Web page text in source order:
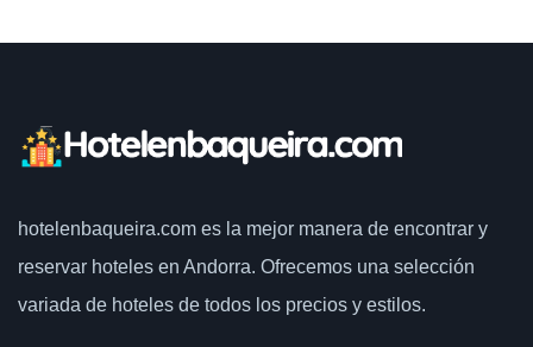
hotelenbaqueira.com es la mejor manera de encontrar y
reservar hoteles en Andorra. Ofrecemos una selección
variada de hoteles de todos los precios y estilos.